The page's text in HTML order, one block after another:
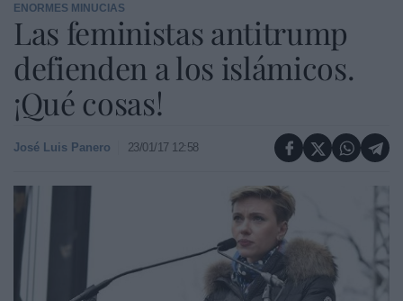
ENORMES MINUCIAS
Las feministas antitrump
defienden a los islámicos.
¡Qué cosas!
José Luis Panero 23/01/17 12:58